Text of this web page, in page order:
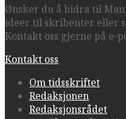
Ønsker du å bidra til
ideer til skribenter eller
Kontakt oss gjerne på e-
Kontakt oss
Om tidsskriftet
Redaksjonen
Redaksjonsrådet